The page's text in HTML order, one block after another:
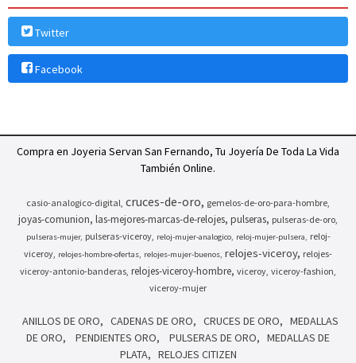
Twitter
Facebook
Compra en Joyeria Servan San Fernando, Tu Joyería De Toda La Vida
También Online.
casio-analogico-digital cruces-de-oro gemelos-de-oro-para-hombre
joyas-comunion las-mejores-marcas-de-relojes pulseras pulseras-de-oro
pulseras-mujer pulseras-viceroy reloj-mujer-analogico reloj-mujer-pulsera
reloj-
viceroy relojes-hombre-ofertas relojes-mujer-buenos relojes-viceroy relojes-
viceroy-antonio-banderas relojes-viceroy-hombre viceroy viceroy-fashion
viceroy-mujer
ANILLOS DE ORO CADENAS DE ORO CRUCES DE ORO
MEDALLAS
DE ORO
PENDIENTES ORO PULSERAS DE ORO
MEDALLAS DE
PLATA
RELOJES CITIZEN